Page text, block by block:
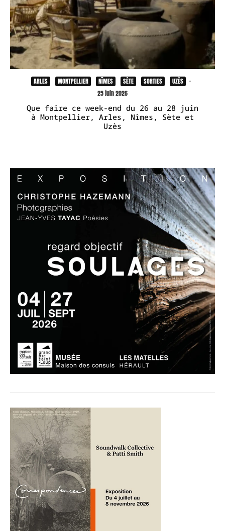
ARLES MONTPELLIER NÎMES SÈTE SORTIES UZÈS
·
25 juin 2026
Que faire ce week-end du 26 au 28 juin
à Montpellier, Arles, Nîmes, Sète et
Uzès